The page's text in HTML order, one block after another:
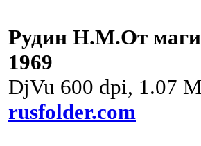
Рудин Н.М.От
1969
DjVu 600 dpi, 1.07
rusfolder.com